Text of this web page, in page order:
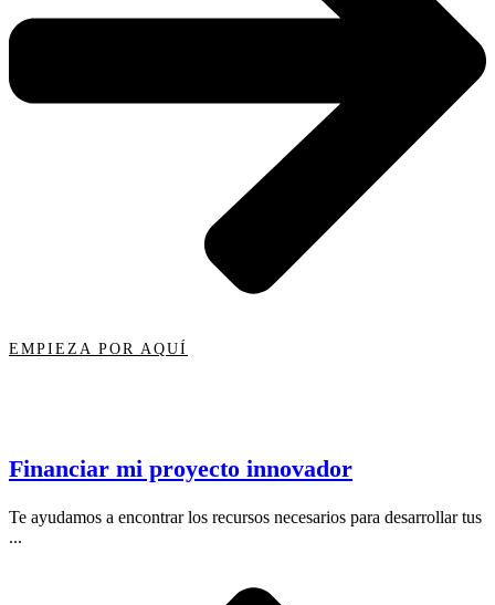
EMPIEZA POR AQUÍ
Financiar mi proyecto innovador
Te ayudamos a encontrar los recursos necesarios para desarrollar tus
...